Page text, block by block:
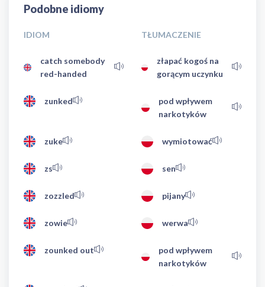
Podobne idiomy
IDIOM TŁUMACZENIE
catch somebody
red-handed
złapać kogoś na
gorącym uczynku
zunked
pod wpływem
narkotyków
zuke wymiotować
zs sen
zozzled pijany
zowie werwa
zounked out
pod wpływem
narkotyków